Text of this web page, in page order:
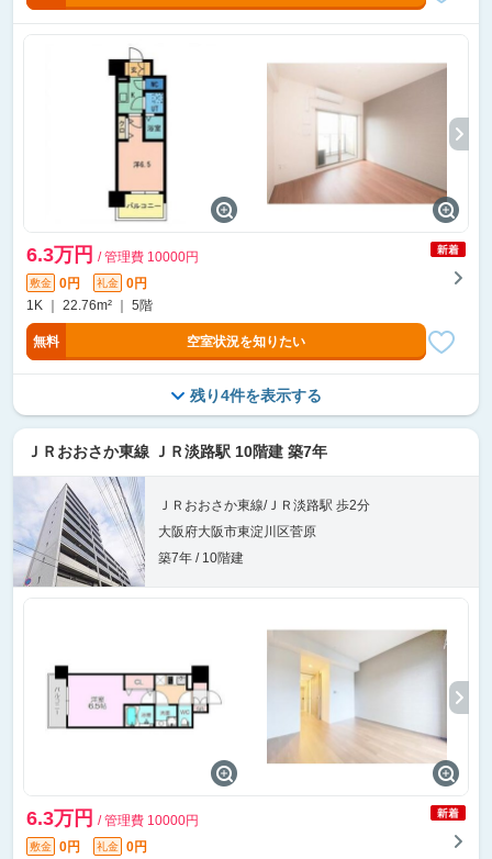
6.3万円 / 管理費 10000円
敷金 0円 礼金
0円
1K ｜ 22.76m² ｜ 5階
無料 空室状況を知りたい
残り4件を表示する
ＪＲおおさか東線 ＪＲ淡路駅 10階建 築7年
ＪＲおおさか東線/ＪＲ淡路駅 歩2分
大阪府大阪市東淀川区菅原
築7年 / 10階建
6.3万円 / 管理費 10000円
敷金 0円 礼金
0円